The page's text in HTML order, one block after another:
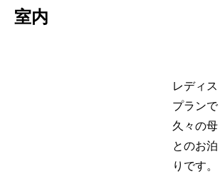
室内
レディス
プランで
久々の母
とのお泊
りです。